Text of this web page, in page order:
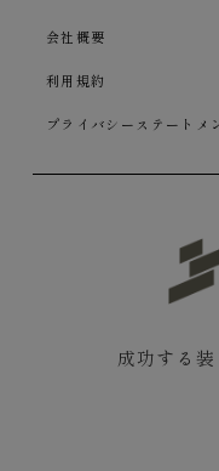
会社概要
利用規約
プライバシーステートメ
成功する